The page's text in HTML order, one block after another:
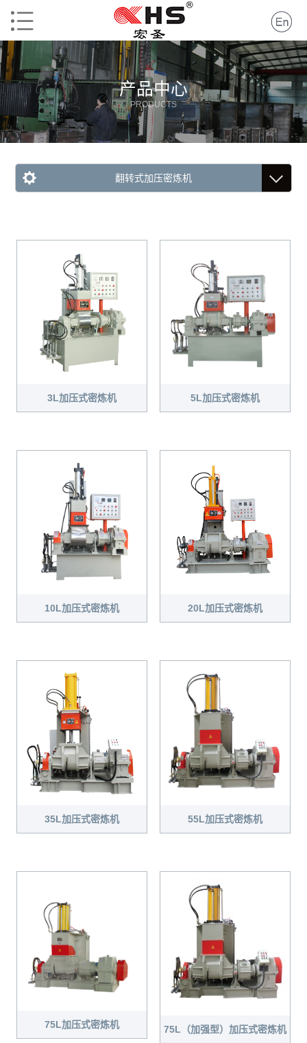
产品中心
PRODUCTS
翻转式加压密炼机
3L加压式密炼机 5L加压式密炼机
10L加压式密炼机 20L加压式密炼机
35L加压式密炼机 55L加压式密炼机
75L加压式密炼机 75L（加强型）加压式密炼机